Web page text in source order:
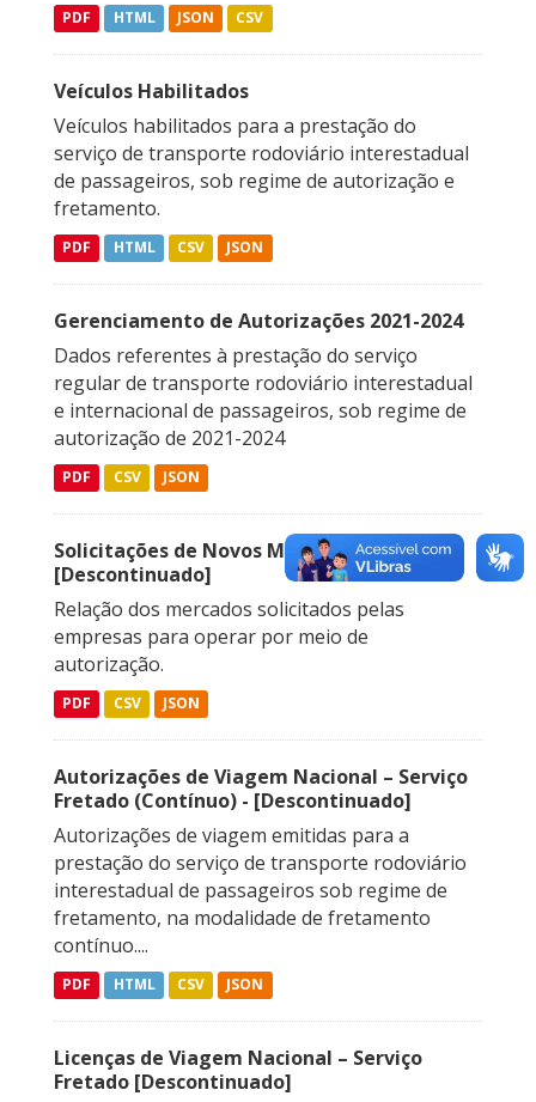
PDF HTML JSON CSV
Veículos Habilitados
Veículos habilitados para a prestação do
serviço de transporte rodoviário interestadual
de passageiros, sob regime de autorização e
fretamento.
PDF HTML CSV JSON
Gerenciamento de Autorizações 2021-2024
Dados referentes à prestação do serviço
regular de transporte rodoviário interestadual
e internacional de passageiros, sob regime de
autorização de 2021-2024
PDF CSV JSON
Solicitações de Novos Mercados
[Descontinuado]
Relação dos mercados solicitados pelas
empresas para operar por meio de
autorização.
PDF CSV JSON
Autorizações de Viagem Nacional – Serviço
Fretado (Contínuo) - [Descontinuado]
Autorizações de viagem emitidas para a
prestação do serviço de transporte rodoviário
interestadual de passageiros sob regime de
fretamento, na modalidade de fretamento
contínuo....
PDF HTML CSV JSON
Licenças de Viagem Nacional – Serviço
Fretado [Descontinuado]